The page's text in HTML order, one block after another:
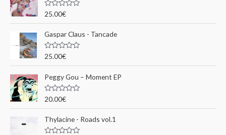
c
h
u
r
:
N
t
e
0
s
r
5
25.00€
Gaspar Claus - Tancade
N
t
e
0
s
r
5
25.00€
Peggy Gou ‎– Moment EP
N
t
e
0
s
20.00€
Thylacine - Roads vol.1